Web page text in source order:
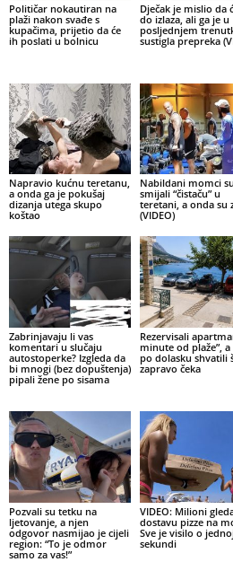
Političar nokautiran na
plaži nakon svađe s
kupačima, prijetio da će
ih poslati u bolnicu
Dječak je mislio da
do izlaza, ali ga je u
posljednjem
sustigla prepreka
Napravio kućnu teretanu,
a onda ga je pokušaj
dizanja utega skupo
koštao
Nabildani momci
smijali “čistaču” u
teretani, a onda su
(VIDEO)
Zabrinjavaju li vas
komentari u slučaju
autostoperke? Izgleda da
bi mnogi (bez dopuštenja)
pipali žene po sisama
Rezervisali
minute od plaže”, a
po dolasku shvatili
zapravo čeka
Pozvali su tetku na
ljetovanje, a njen
odgovor nasmijao je cijeli
region: “To je odmor
samo za vas!”
VIDEO: Milioni
dostavu pizze na
Sve je visilo o
sekundi